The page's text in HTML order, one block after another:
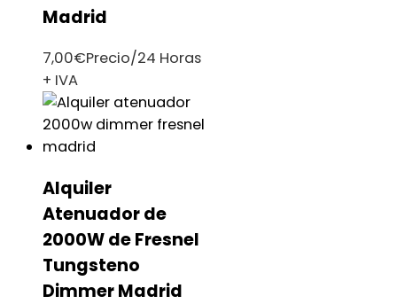
Madrid
7,00€Precio/24 Horas
+ IVA
Alquiler
Atenuador de
2000W de Fresnel
Tungsteno
Dimmer Madrid